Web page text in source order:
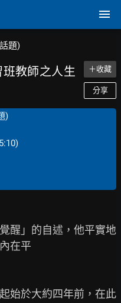
題)
教師之人生 ＋收藏
分享
)
醒」的自述，他平實地
在平
始於大約四年前，在此